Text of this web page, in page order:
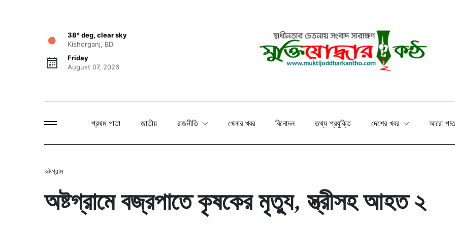
38° deg, clear sky
Kishorganj, BD
Friday
August 07, 2026
প্রথম পাতা জাতীয় রাজনীতি খেলার খবর বিনোদন তথ্য প্রযুক্তি দেশের খবর আরো
অষ্টগ্রাম
অষ্টগ্রামে বজ্রপাতে কৃষকের মৃত্যু, স্ত্রীসহ আহত ২